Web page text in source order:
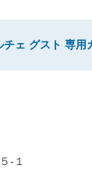
ェ グスト 専用
-１